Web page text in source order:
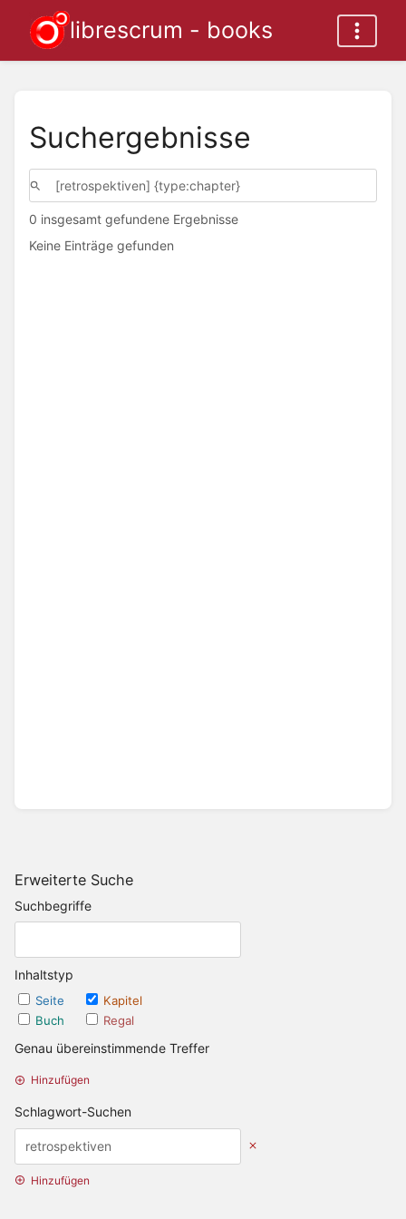
librescrum - books
Erweiterte Suche
Suchbegriffe
Inhaltstyp
Seite
Kapitel
Buch
Regal
Genau übereinstimmende Treffer
Hinzufügen
Schlagwort-Suchen
Hinzufügen
Suchergebnisse
0 insgesamt gefundene Ergebnisse
Keine Einträge gefunden